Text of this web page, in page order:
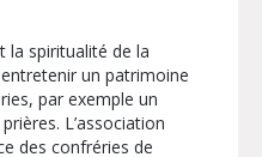
la spiritualité de la
un patrimoine
par exemple un
L’association
des confréries de